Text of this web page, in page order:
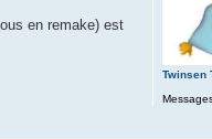
Twinsen
en remake) est